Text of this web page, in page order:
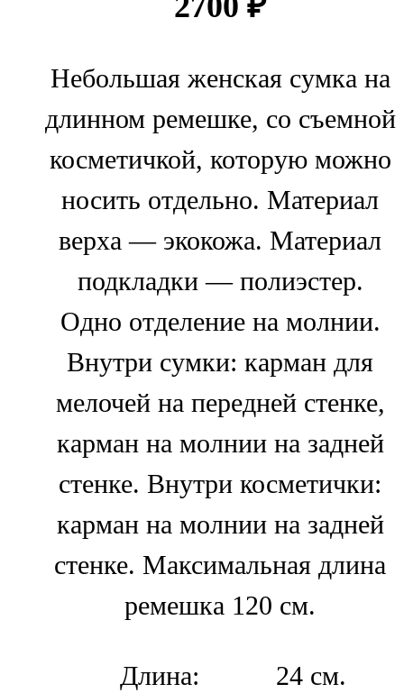
Небольшая женская сумка на
длинном ремешке, со съемной
косметичкой, которую можно
носить отдельно. Материал
верха — экокожа. Материал
подкладки — полиэстер.
Одно отделение на молнии.
Внутри сумки: карман для
мелочей на передней стенке,
карман на молнии на задней
стенке. Внутри косметички:
карман на молнии на задней
стенке. Максимальная длина
ремешка 120 см.
Длина:
24 см.